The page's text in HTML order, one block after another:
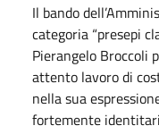
Il bando
categoria “presepi
Pierangelo Broccoli
attento lavoro di
nella sua
fortemente